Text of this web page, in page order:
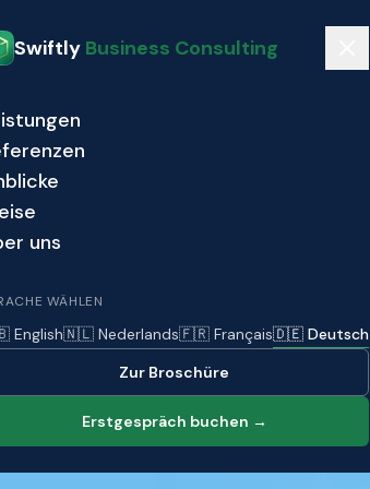
Über uns
Swiftly Business Consulting
uns
WÄHLEN
English🇳🇱 Nederlands🇫🇷 Français🇩🇪 Deutsch
Zur Broschüre
Erstgespräch buchen →